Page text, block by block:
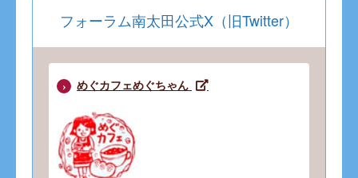
フォーラム南太田公式X（旧Twitter）
めぐカフェめぐちゃん